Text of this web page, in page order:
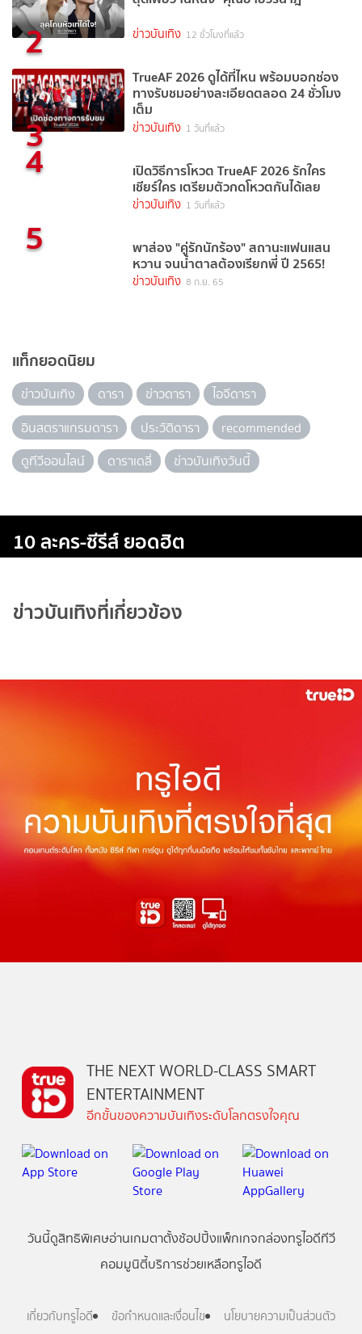
2 ข่าวบันเทิง 12 ชั่วโมงที่แล้ว
3
TrueAF 2026 ดูได้ที่ไหน พร้อมบอกช่อง
ทางรับชมอย่างละเอียดตลอด 24 ชั่วโมง
เต็ม
ข่าวบันเทิง 1 วันที่แล้ว
4 เปิดวิธีการโหวต TrueAF 2026 รักใคร
เชียร์ใคร เตรียมตัวกดโหวตกันได้เลย
ข่าวบันเทิง 1 วันที่แล้ว
5 พาส่อง "คู่รักนักร้อง" สถานะแฟนแสน
หวาน จนน้ำตาลต้องเรียกพี่ ปี 2565!
ข่าวบันเทิง 8 ก.ย. 65
แท็กยอดนิยม
ข่าวบันเทิง ดารา ข่าวดารา
ไอจีดารา
อินสตราแกรมดารา
ประวัติดารา
recommended
ดูทีวีออนไลน์
ดาราเดลี่ ข่าวบันเทิงวันนี้
10 ละคร-ซีรีส์ ยอดฮิต
ข่าวบันเทิงที่เกี่ยวข้อง
THE NEXT WORLD-CLASS SMART
ENTERTAINMENT
อีกขั้นของความบันเทิงระดับโลกตรงใจคุณ
วันนี้ดูสิทธิพิเศษอ่านเกมตาตั้งช้อปปิ้งแพ็กเกจกล่องทรูไอดีทีวี
คอมมูนิตี้บริการช่วยเหลือทรูไอดี
เกี่ยวกับทรูไอดี ข้อกำหนดและเงื่อนไข นโยบายความเป็นส่วนตัว